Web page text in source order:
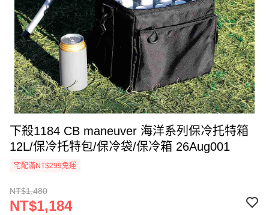
下殺1184 CB maneuver 海洋系列保冷托特箱
12L/保冷托特包/保冷袋/保冷箱 26Aug001
宅配滿NT$299免運
NT$1,480
NT$1,184